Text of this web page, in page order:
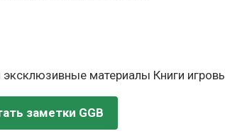
материалы Книги
заметки GGB